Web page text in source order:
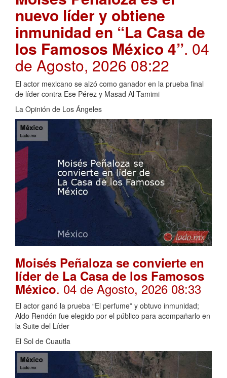
nuevo líder y obtiene
inmunidad en “La Casa de
los Famosos México 4”. 04
de Agosto, 2026 08:22
El actor mexicano se alzó como ganador en la prueba final
de líder contra Ese Pérez y Masad Al-Tamimi
La Opinión de Los Ángeles
Moisés Peñaloza se convierte en
líder de La Casa de los Famosos
México. 04 de Agosto, 2026 08:33
El actor ganó la prueba “El perfume” y obtuvo inmunidad;
Aldo Rendón fue elegido por el público para acompañarlo en
la Suite del Líder
El Sol de Cuautla